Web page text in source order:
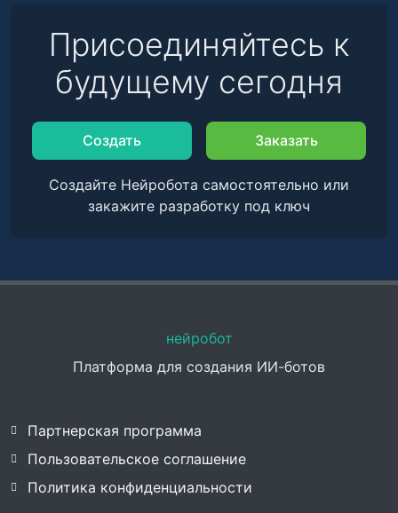
Присоединяйтесь к
будущему сегодня
Создать Заказать
Создайте Нейробота самостоятельно или
закажите разработку под ключ
нейробот
Платформа для создания ИИ-ботов
Партнерская программа
Пользовательское соглашение
Политика конфиденциальности